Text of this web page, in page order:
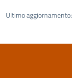
Ultimo aggiornamento: